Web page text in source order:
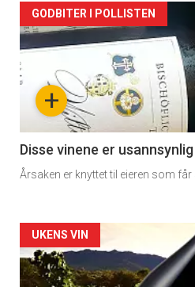
Forsiden
akkurat
nå
3
+
GODBITER I POLLISTEN
Disse vinene er
Årsaken er knyttet til eieren som får
Forsiden
akkurat
UKENS VIN